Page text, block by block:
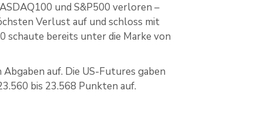
und S&P500 verloren –
Verlust auf und schloss mit
schaute bereits unter die Marke von
auf. Die US-Futures gaben
bis 23.568 Punkten auf.